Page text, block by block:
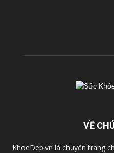
VỀ
KhoeDep.vn là chuyên trang